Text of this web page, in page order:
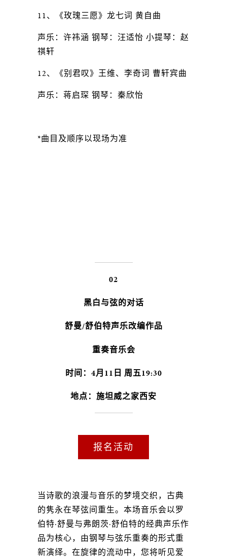
11、《玫瑰三愿》龙七词 黄自曲
声乐：许祎涵 钢琴：汪适怡 小提琴：赵
祺轩
12、《别君叹》王维、李奇词 曹轩宾曲
声乐：蒋启琛 钢琴：秦欣怡
*曲目及顺序以现场为准
02
黑白与弦的对话
舒曼/舒伯特声乐改编作品
重奏音乐会
时间：4月11日 周五19:30
地点：施坦威之家西安
报名活动
当诗歌的浪漫与音乐的梦境交织，古典
的隽永在琴弦间重生。本场音乐会以罗
伯特·舒曼与弗朗茨·舒伯特的经典声乐作
品为核心，由钢琴与弦乐重奏的形式重
新演绎。在旋律的流动中，您将听见爱